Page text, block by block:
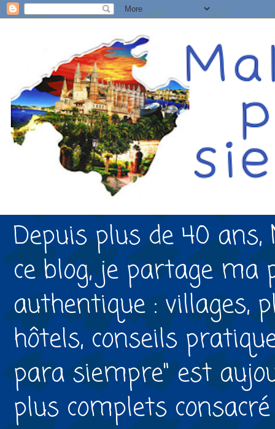
Depuis plus de 40
ce blog, je partage
authentique : villages,
hôtels, conseils
para siempre" est
plus complets consacré